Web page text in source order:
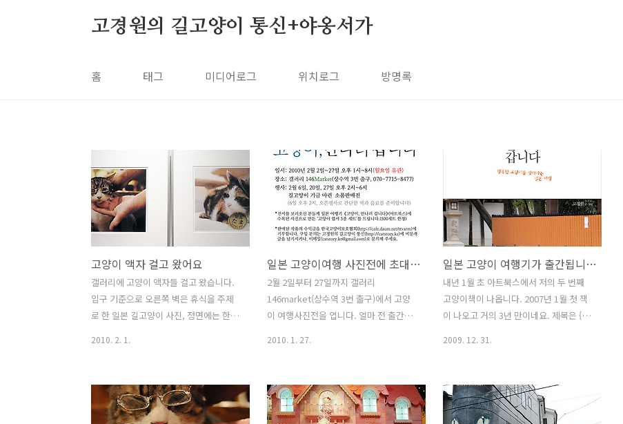
고경원의 길고양이 통신+야옹서가
홈 태그 미디어로그 위치로그 방명록
고양이 액자 걸고 왔어요
갤러리에 고양이 액자들 걸고 왔습니다.
입구 기준으로 오른쪽 벽은 휴식을 주제
로 한 일본 길고양이 사진, 정면에는 한국
업체에 별도로 맡겼는데, 토요일까지 오
기로 한 사진이 오질 않아 걱정이네요. 택
배아저씨가 전화 왔길래 관리실에 맡겨달
2010. 2. 1.
일본 고양이여행 사진전에 초대합니다
2월 2일부터 27일까지 갤러리
146market(상수역 3번 출구)에서 고양
이 여행사진전을 엽니다. 얼마 전 출간한
전을 위해 준비한 한국 길고양이 사진을
함께 겁니다. 전시를 보면서 고양이를 좋
아하는 사람들이 잔잔한 웃음을 지을 수
2010. 1. 27.
일본 고양이 여행기가 출간됩니다.
내년 1월 초 아트북스에서 저의 두 번째
고양이책이 나옵니다. 2007년 1월 첫 책
이 나오고 거의 3년 만이네요. 제목은 {고
습니다. * 1월 4일 폭설 때문에 배본이 지
연되어서, 1월 11일 이후 배본된다고 합
니다. 실사를 찍어 올리려 했더니 메모리
2009. 12. 31.